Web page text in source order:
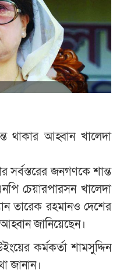
থাকার আহ্বান খালেদা
সর্বস্তরের জনগণকে শান্ত
চেয়ারপারসন খালেদা
তারেক রহমানও দেশের
জানিয়েছেন।
কর্মকর্তা শামসুদ্দিন
জানান।